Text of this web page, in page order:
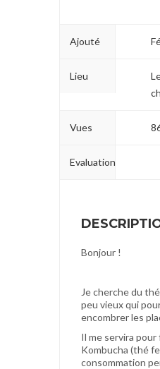
Ajouté
Lieu
Vues
Evaluation
Bonjour !
Je cherche du
peu vieux qui
encombrer les
Il me servira pour
Kombucha (thé
consommation